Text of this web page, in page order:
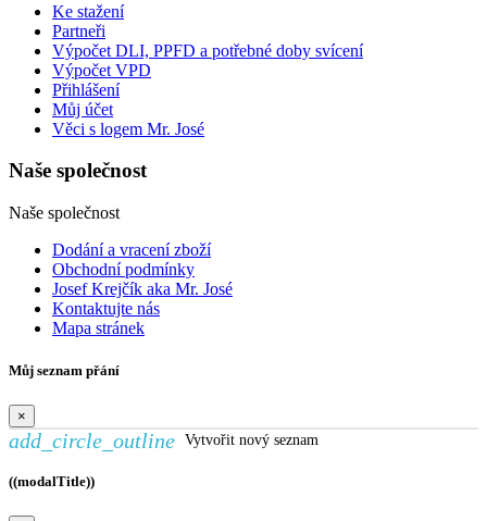
Ke stažení
Partneři
Výpočet DLI, PPFD a potřebné doby svícení
Výpočet VPD
Přihlášení
Můj účet
Věci s logem Mr. José
Naše společnost
Naše společnost
Dodání a vracení zboží
Obchodní podmínky
Josef Krejčík aka Mr. José
Kontaktujte nás
Mapa stránek
Můj seznam přání
×
add_circle_outline Vytvořit nový seznam
((modalTitle))